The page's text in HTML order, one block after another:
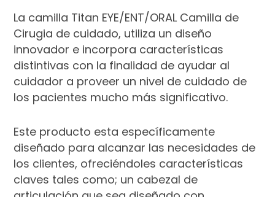
La camilla Titan EYE/ENT/ORAL Camilla de
Cirugia de cuidado, utiliza un diseño
innovador e incorpora características
distintivas con la finalidad de ayudar al
cuidador a proveer un nivel de cuidado de
los pacientes mucho más significativo.
Este producto esta específicamente
diseñado para alcanzar las necesidades de
los clientes, ofreciéndoles características
claves tales como; un cabezal de